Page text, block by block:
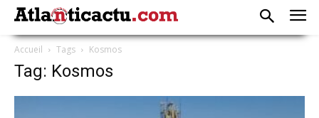
Accueil Tags Kosmos
Tag: Kosmos